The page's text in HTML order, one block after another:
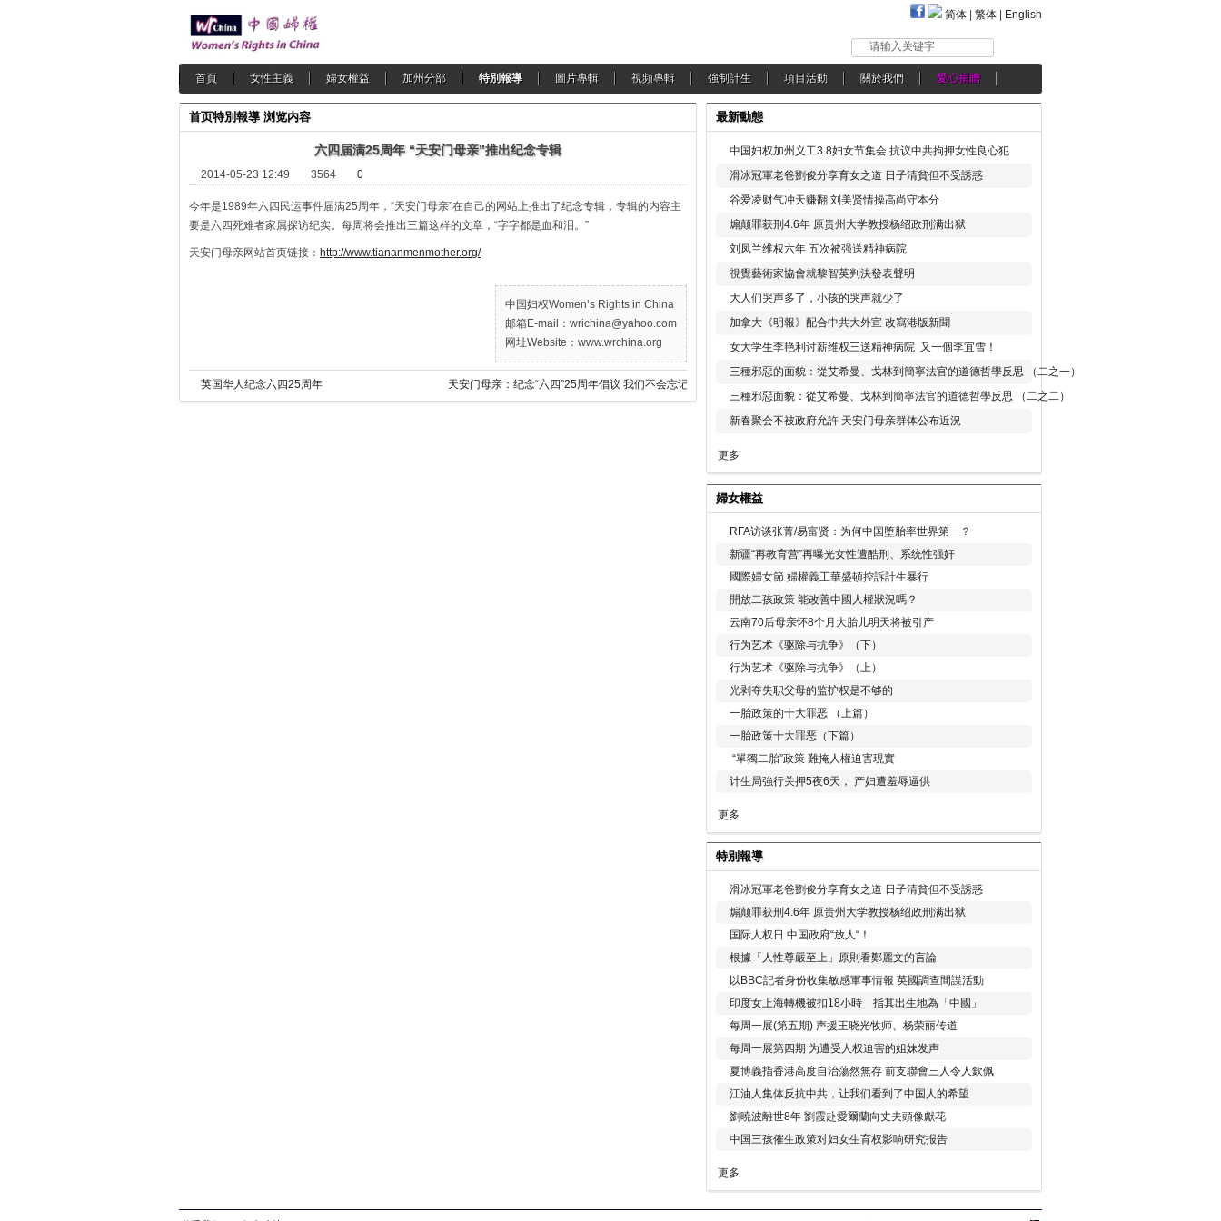
简体 繁体 English
请输入关键字
首頁 女性主義 婦女權益 加州分部 特別報導 圖片專輯 視頻專輯 強制計生 項目活動 關於我們 愛心捐贈
首页特別報導 浏览内容
六四届满25周年 “天安门母亲”推出纪念专辑
2014-05-23 12:49 3564 0
今年是1989年六四民运事件届满25周年，“天安门母亲”在自己的网站上推出了纪念专辑，专辑的内容主
要是六四死难者家属探访纪实。每周将会推出三篇这样的文章，“字字都是血和泪。”
天安门母亲网站首页链接： http://www.tiananmenmother.org/
中国妇权Women’s Rights in China
邮箱E-mail：wrichina@yahoo.com
网址Website：www.wrchina.org
英国华人纪念六四25周年 天安门母亲：纪念“六四”25周年倡议 我们不会忘记“六四”！
最新動態
中国妇权加州义工3.8妇女节集会 抗议中共拘押女性良心犯
滑冰冠軍老爸劉俊分享育女之道 日子清貧但不受誘惑
谷爱凌财气冲天赚翻 刘美贤情操高尚守本分
煽颠罪获刑4.6年 原贵州大学教授杨绍政刑满出狱
刘凤兰维权六年 五次被强送精神病院
視覺藝術家協會就黎智英判決發表聲明
大人们哭声多了，小孩的哭声就少了
加拿大《明報》配合中共大外宣 改寫港版新聞
女大学生李艳利讨薪维权三送精神病院 又一個李宜雪！
三種邪惡的面貌：從艾希曼、戈林到簡寧法官的道德哲學反思 （二之一）
三種邪惡面貌：從艾希曼、戈林到簡寧法官的道德哲學反思 （二之二）
新春聚会不被政府允許 天安门母亲群体公布近況
更多
婦女權益
RFA访谈张菁/易富贤：为何中国堕胎率世界第一？
新疆“再教育营”再曝光女性遭酷刑、系统性强奸
國際婦女節 婦權義工華盛頓控訴計生暴行
開放二孩政策 能改善中國人權狀況嗎？
云南70后母亲怀8个月大胎儿明天将被引产
行为艺术《驱除与抗争》（下）
行为艺术《驱除与抗争》（上）
光剥夺失职父母的监护权是不够的
一胎政策的十大罪恶 （上篇）
一胎政策十大罪恶（下篇）
“單獨二胎”政策 難掩人權迫害現實
计生局強行关押5夜6天， 产妇遭羞辱逼供
更多
特別報導
滑冰冠軍老爸劉俊分享育女之道 日子清貧但不受誘惑
煽颠罪获刑4.6年 原贵州大学教授杨绍政刑满出狱
国际人权日 中国政府“放人“！
根據「人性尊嚴至上」原則看鄭麗文的言論
以BBC記者身份收集敏感軍事情報 英國調查間諜活動
印度女上海轉機被扣18小時 指其出生地為「中國」
每周一展(第五期) 声援王晓光牧师、杨荣丽传道
每周一展第四期 为遭受人权迫害的姐妹发声
夏博義指香港高度自治蕩然無存 前支聯會三人令人欽佩
江油人集体反抗中共，让我们看到了中国人的希望
劉曉波離世8年 劉霞赴愛爾蘭向丈夫頭像獻花
中国三孩催生政策对妇女生育权影响研究报告
更多